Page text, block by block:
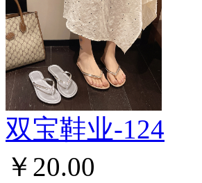
双宝鞋业-124
￥20.00